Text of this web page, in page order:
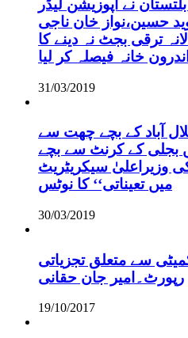
نے اپوزیشن لیڈر
حسین،نواز خان ناجی
ترقی بجٹ نہ دینے کا
اندرون خانہ فیصلہ کر لیا
31/03/2019
آباد کے بچے چھت سے
بجلی کے کرنٹ سے بچے
وزیراعلیٰ سیکریٹریٹ
میں تعیناتی‘‘ کا نوٹس
30/03/2019
سے متعلق تجزیاتی
رپورٹ۔امیر جان حقانی
19/10/2017